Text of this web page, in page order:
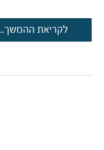
לספר
סיפור
יותר:
לקריאת